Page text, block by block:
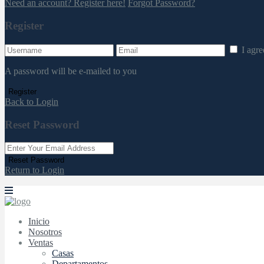
Need an account? Register here! Forgot Password?
Register
I
A password will be e-mailed to you
Register
Back to Login
Reset Password
Reset Password
Return to Login
Inicio
Nosotros
Ventas
Casas